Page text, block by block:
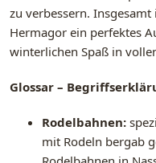
zu verbessern.
Hermagor ein perfektes
winterlichen Spaß in
Glossar –
Rodelbahnen:
mit Rodeln bergab